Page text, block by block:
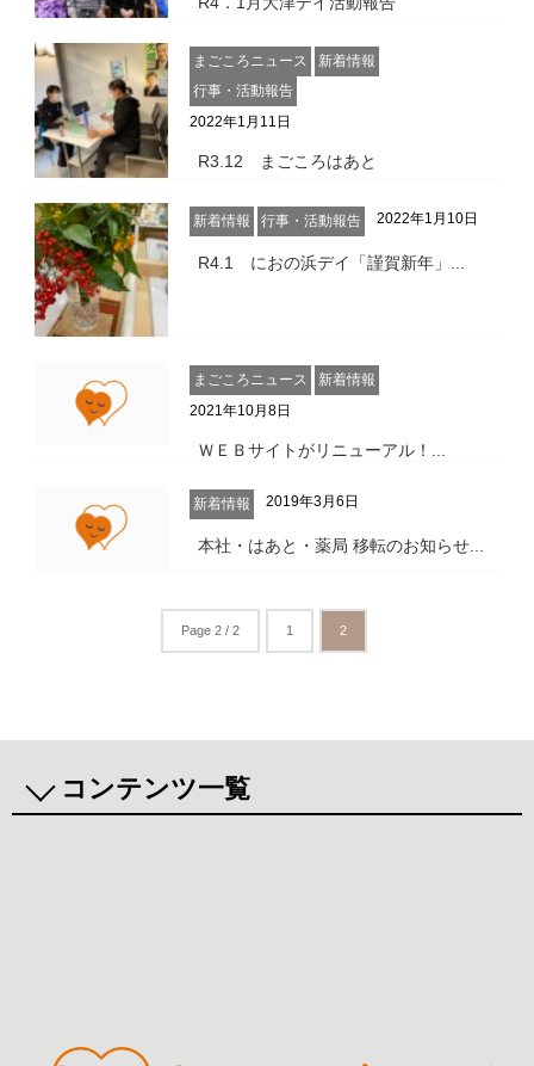
まごころニュース
新着情報
行事・活動報告
2022年1月11日
R3.12 まごころはあと
新着情報 行事・活動報告 2022年1月10日
R4.1 におの浜デイ「謹賀新年」...
まごころニュース
新着情報
2021年10月8日
ＷＥＢサイトがリニューアル！...
新着情報 2019年3月6日
本社・はあと・薬局 移転のお知らせ...
Page 2 / 2 1 2
コンテンツ一覧